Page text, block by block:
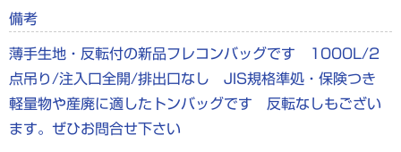
備考
薄手生地・反転付の新品フレコンバッグです 1000L/2
点吊り/注入口全開/排出口なし JIS規格準処・保険つき
軽量物や産廃に適したトンバッグです 反転なしもござい
ます。ぜひお問合せ下さい